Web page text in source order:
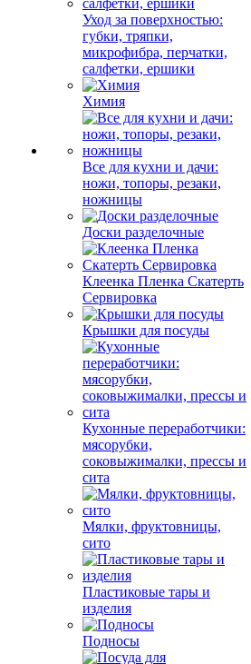
Уход за поверхностью:
губки, тряпки,
микрофибра, перчатки,
салфетки, ершики
Химия
Все для кухни и дачи:
ножи, топоры, резаки,
ножницы
Доски разделочные
Клеенка Пленка Скатерть
Сервировка
Крышки для посуды
Кухонные переработчики:
мясорубки,
соковыжималки, прессы и
сита
Мялки, фруктовницы,
сито
Пластиковые тары и
изделия
Подносы